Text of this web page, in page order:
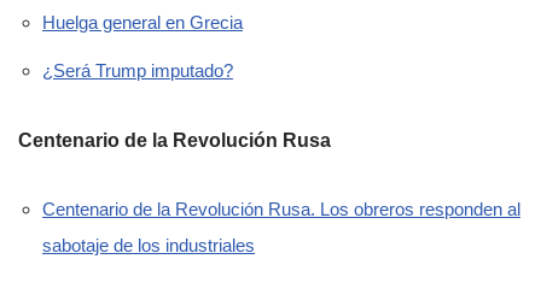
Huelga general en Grecia
¿Será Trump imputado?
Centenario de la Revolución Rusa
Centenario de la Revolución Rusa. Los obreros responden al
sabotaje de los industriales